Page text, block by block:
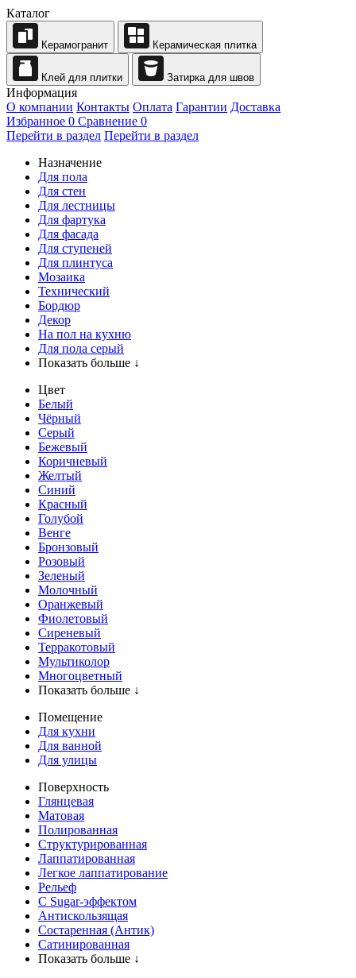
Каталог
Керамогранит Керамическая плитка
Клей для плитки Затирка для швов
Информация
О компании Контакты Оплата Гарантии Доставка
Избранное 0 Сравнение 0
Перейти в раздел Перейти в раздел
Назначение
Для пола
Для стен
Для лестницы
Для фартука
Для фасада
Для ступеней
Для плинтуса
Мозаика
Технический
Бордюр
Декор
На пол на кухню
Для пола серый
Показать больше ↓
Цвет
Белый
Чёрный
Серый
Бежевый
Коричневый
Желтый
Синий
Красный
Голубой
Венге
Бронзовый
Розовый
Зеленый
Молочный
Оранжевый
Фиолетовый
Сиреневый
Терракотовый
Мультиколор
Многоцветный
Показать больше ↓
Помещение
Для кухни
Для ванной
Для улицы
Поверхность
Глянцевая
Матовая
Полированная
Структурированная
Лаппатированная
Легкое лаппатирование
Рельеф
С Sugar-эффектом
Антискользящая
Состаренная (Антик)
Сатинированная
Показать больше ↓